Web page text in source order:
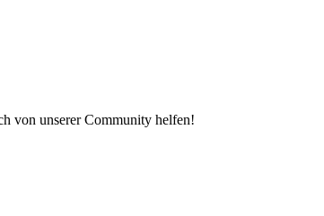
von unserer Community helfen!